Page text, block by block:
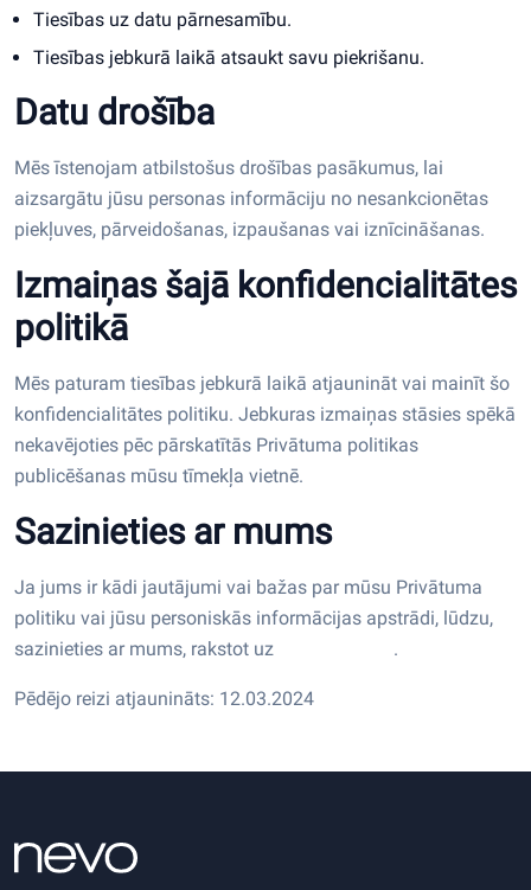
Tiesības uz datu pārnesamību.
Tiesības jebkurā laikā atsaukt savu piekrišanu.
Datu drošība
Mēs īstenojam atbilstošus drošības pasākumus, lai
aizsargātu jūsu personas informāciju no nesankcionētas
piekļuves, pārveidošanas, izpaušanas vai iznīcināšanas.
Izmaiņas šajā konfidencialitātes
politikā
Mēs paturam tiesības jebkurā laikā atjaunināt vai mainīt šo
konfidencialitātes politiku. Jebkuras izmaiņas stāsies spēkā
nekavējoties pēc pārskatītās Privātuma politikas
publicēšanas mūsu tīmekļa vietnē.
Sazinieties ar mums
Ja jums ir kādi jautājumi vai bažas par mūsu Privātuma
politiku vai jūsu personiskās informācijas apstrādi, lūdzu,
sazinieties ar mums, rakstot uz
.
Pēdējo reizi atjaunināts: 12.03.2024